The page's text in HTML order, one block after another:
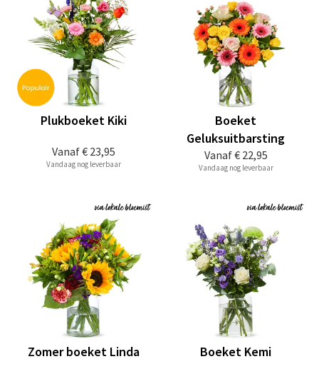
Vanaf€ 23,95
Plukboeket Kiki
Vandaag nog leverbaar
Vanaf€ 22,95
Boeket
Geluksuitbarsting
Vandaag nog leverbaar
Zomer boeket Linda Boeket Kemi